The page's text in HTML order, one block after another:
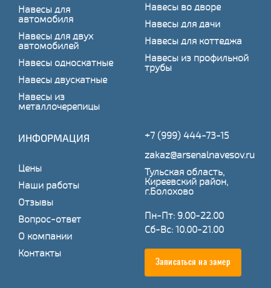
Навесы для
автомобиля
Навесы для двух
автомобилей
Навесы односкатные
Навесы двускатные
Навесы из
металлочерепицы
Навесы во дворе
Навесы для дачи
Навесы для коттеджа
Навесы из профильной
трубы
ИНФОРМАЦИЯ
Цены
Наши работы
Отзывы
Вопрос-ответ
О компании
Контакты
+7 (999) 444-73-15
zakaz@arsenalnavesov.ru
Тульская область,
Киреевский район,
г.Болохово
Пн-Пт: 9.00-22.00
Сб-Вс: 10.00-21.00
Записаться на замер